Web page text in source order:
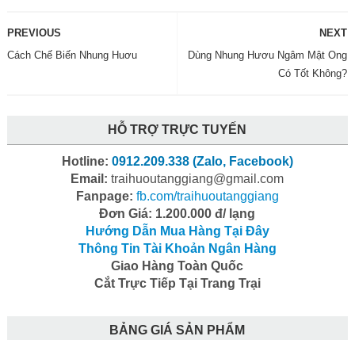
NEXT
Dùng Nhung Hươu Ngâm Mật Ong
Có Tốt Không?
PREVIOUS
Cách Chế Biến Nhung Huơu
HỖ TRỢ TRỰC TUYẾN
Hotline: 0912.209.338 (Zalo, Facebook)
Email: traihuoutanggiang@gmail.com
Fanpage: fb.com/traihuoutanggiang
Đơn Giá: 1.200.000 đ/ lạng
Hướng Dẫn Mua Hàng Tại Đây
Thông Tin Tài Khoản Ngân Hàng
Giao Hàng Toàn Quốc
Cắt Trực Tiếp Tại Trang Trại
BẢNG GIÁ SẢN PHẨM